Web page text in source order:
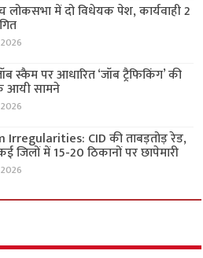
लोकसभा में दो विधेयक पेश, कार्यवाही 2
स्कैम पर आधारित ‘जॉब ट्रैफिकिंग’ की
आयी सामने
Irregularities: CID की ताबड़तोड़ रेड,
जिलों में 15-20 ठिकानों पर छापेमारी